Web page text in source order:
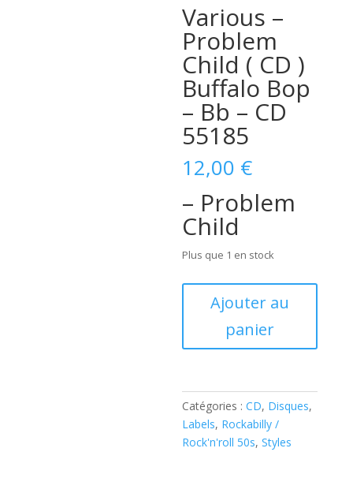
Various –
Problem
Child ( CD )
Buffalo Bop
– Bb – CD
55185
12,00 €
– Problem
Child
Plus que 1 en stock
-
(
CD
)
Ajouter au
panier
Catégories :CD, Disques,
Labels, Rockabilly /
Rock'n'roll 50s,Styles